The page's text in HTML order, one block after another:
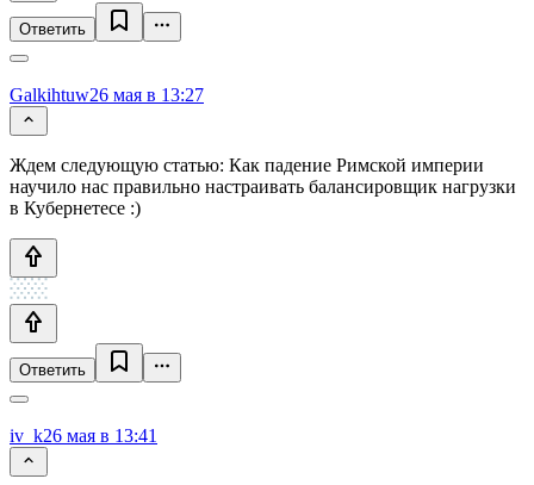
Ответить
Galkihtuw26 мая в 13:27
Ждем следующую статью: Как падение Римской империи
научило нас правильно настраивать балансировщик нагрузки
в Кубернетесе :)
Ответить
iv_k26 мая в 13:41